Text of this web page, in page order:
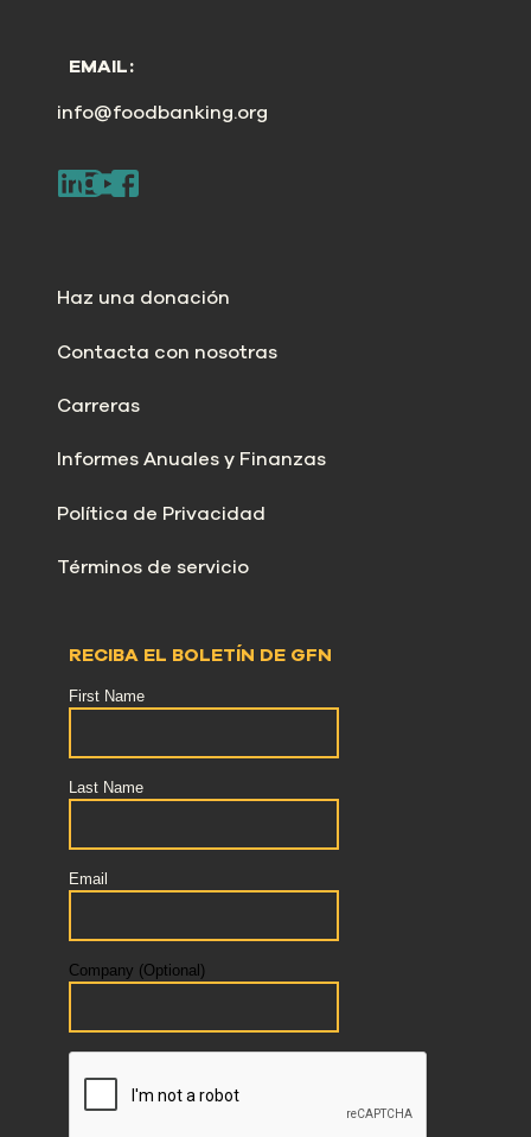
EMAIL:
info@foodbanking.org
Haz una donación
Contacta con nosotras
Carreras
Informes Anuales y Finanzas
Política de Privacidad
Términos de servicio
RECIBA EL BOLETÍN DE GFN